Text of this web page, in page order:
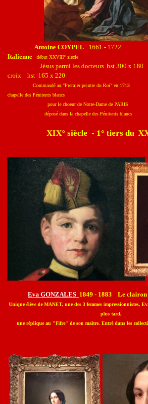
Antoine COYPEL 1661 -
Italienne
début XXVIII° siècle
Jésus parmi les docteurs hst 300
croix hst 165 x 220
Commandé au "Premier peintre du Roi"
chapelle des Pénitents blancs
pour le choeur de Notre-Dame de PARIS
déposé dans la chapelle des Pénitents blancs
XIX° siècle - 1° tiers du
Eva GONZALES 1849 - 1883 Le clairon
Unique élève de MANET, une des 3 femmes impressionnistes,
plus tard,
une réplique au "Fifre" de son maître. Entré dans les